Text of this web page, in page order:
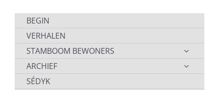
BEGIN
VERHALEN
STAMBOOM BEWONERS
ARCHIEF
SÉDYK